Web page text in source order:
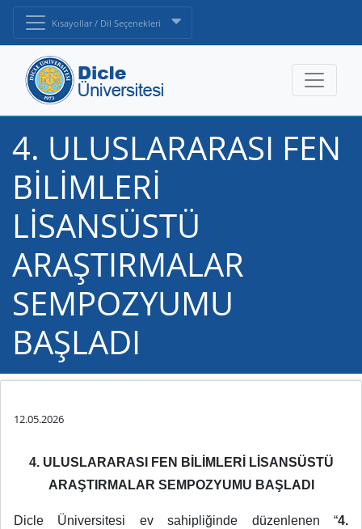
Kısayollar / Dil Seçenekleri
4. ULUSLARARASI FEN
BİLİMLERİ
LİSANSÜSTÜ
ARAŞTIRMALAR
SEMPOZYUMU
BAŞLADI
12.05.2026
4. ULUSLARARASI FEN BİLİMLERİ LİSANSÜSTÜ
ARAŞTIRMALAR SEMPOZYUMU BAŞLADI
Dicle Üniversitesi ev sahipliğinde düzenlenen “4.